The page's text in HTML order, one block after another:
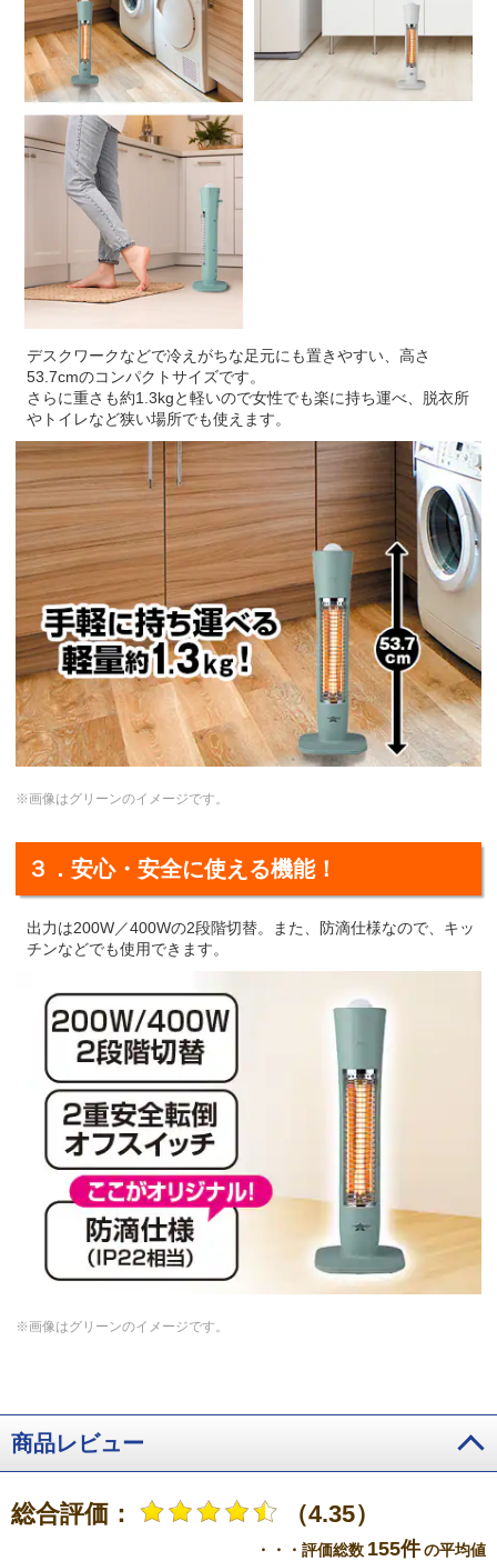
デスクワークなどで冷えがちな足元にも置きやすい、高さ
53.7cmのコンパクトサイズです。
さらに重さも約1.3kgと軽いので女性でも楽に持ち運べ、脱衣所
やトイレなど狭い場所でも使えます。
※画像はグリーンのイメージです。
３．安心・安全に使える機能！
出力は200W／400Wの2段階切替。また、防滴仕様なので、キッ
チンなどでも使用できます。
※画像はグリーンのイメージです。
商品レビュー
総合評価： （4.35）
・・・評価総数 155件の平均値